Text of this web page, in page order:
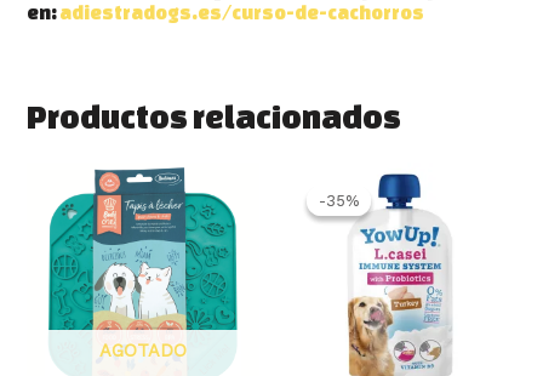
en:adiestradogs.es/curso-de-cachorros
Productos relacionados
AGOTADO
-35%
-35% precio
original
era:
2.50 €.
El
precio
actual
es:
1.63 €.